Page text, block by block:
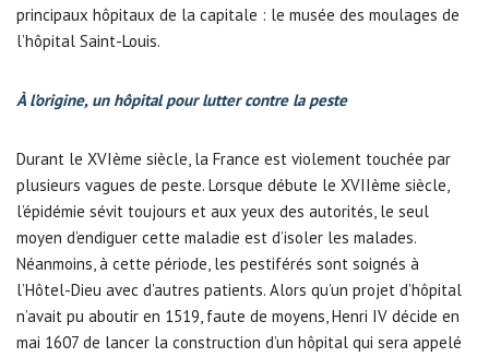
principaux hôpitaux de la capitale : le musée des moulages de
l’hôpital Saint-Louis.
À l’origine, un hôpital pour lutter contre la peste
Durant le XVIème siècle, la France est violement touchée par
plusieurs vagues de peste. Lorsque débute le XVIIème siècle,
l’épidémie sévit toujours et aux yeux des autorités, le seul
moyen d’endiguer cette maladie est d’isoler les malades.
Néanmoins, à cette période, les pestiférés sont soignés à
l’Hôtel-Dieu avec d’autres patients. Alors qu’un projet d’hôpital
n’avait pu aboutir en 1519, faute de moyens, Henri IV décide en
mai 1607 de lancer la construction d’un hôpital qui sera appelé